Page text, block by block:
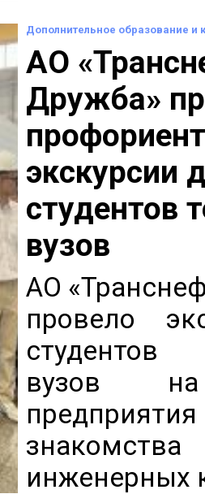
Дополнительное образование и
АО
Дружба»
экскурсии
студентов
вузов
АО
провело
студентов
вузов
инженерных